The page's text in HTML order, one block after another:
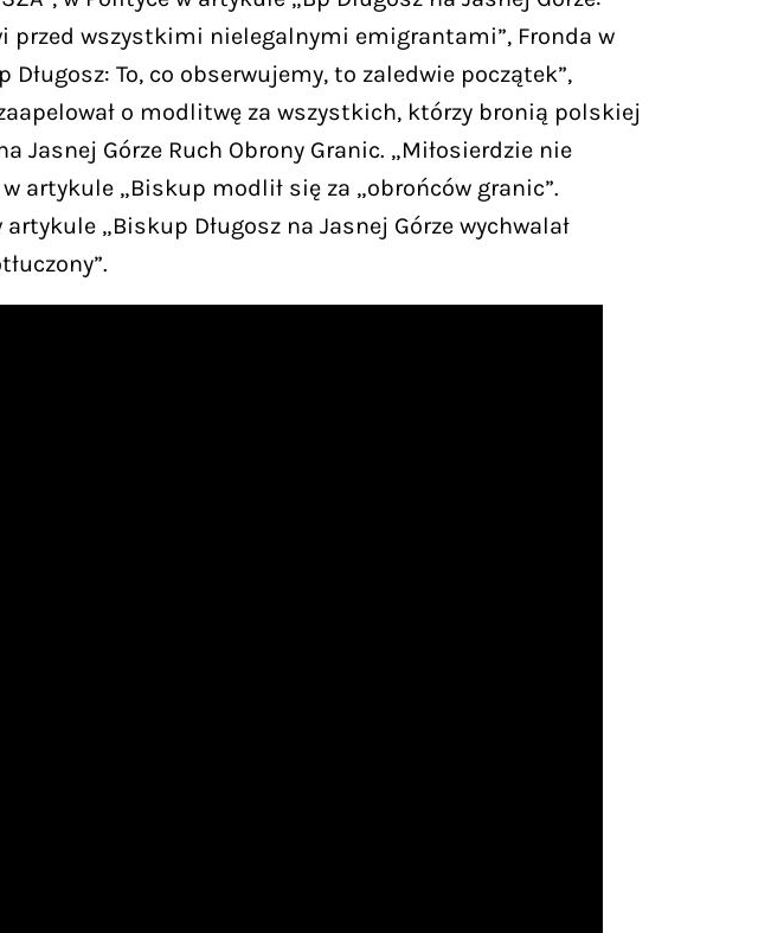
przed wszystkimi nielegalnymi emigrantami”, Fronda w
To, co obserwujemy, to zaledwie początek”,
o modlitwę za wszystkich, którzy bronią polskiej
Jasnej Górze Ruch Obrony Granic. „Miłosierdzie nie
artykule „Biskup modlił się za „obrońców granic”.
„Biskup Długosz na Jasnej Górze wychwalał